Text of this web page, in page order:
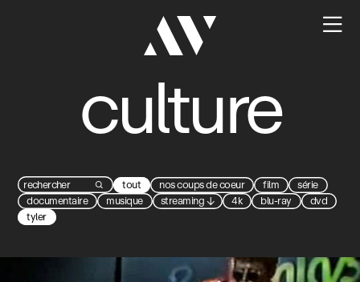

culture
 tout nos coups de coeur film
série
documentaire
musique streaming↓ 4k blu-ray
dvd
tyler